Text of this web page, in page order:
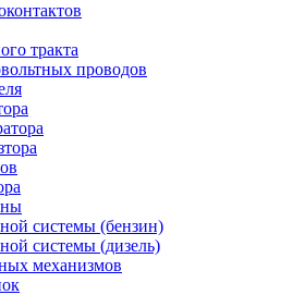
тракта
проводов
системы (бензин)
системы (дизель)
механизмов